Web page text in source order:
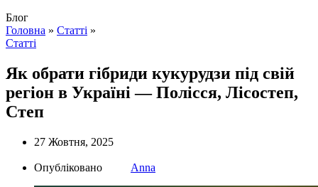
Блог
Головна » Статті »
Статті
Як обрати гібриди кукурудзи під свій
регіон в Україні — Полісся, Лісостеп,
Степ
27 Жовтня, 2025
Опубліковано Anna